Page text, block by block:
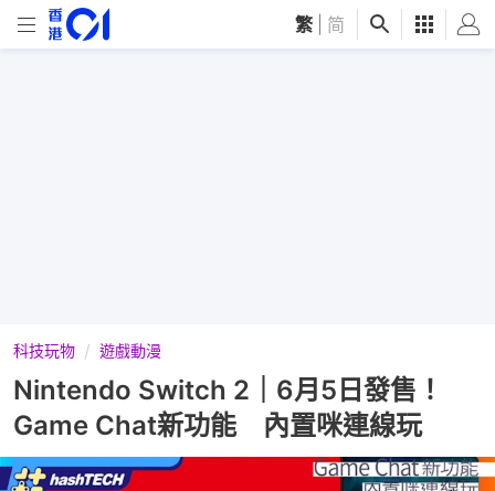
繁 简
科技玩物 遊戲動漫
Nintendo Switch 2｜6月5日發售！
Game Chat新功能 內置咪連線玩